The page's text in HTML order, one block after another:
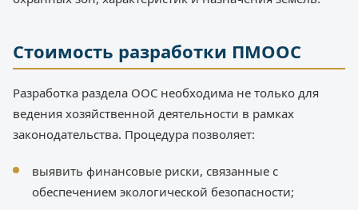
Стоимость разработки ПМООС
Разработка раздела ООС необходима не только для
ведения хозяйственной деятельности в рамках
законодательства. Процедура позволяет:
выявить финансовые риски, связанные с
обеспечением экологической безопасности;